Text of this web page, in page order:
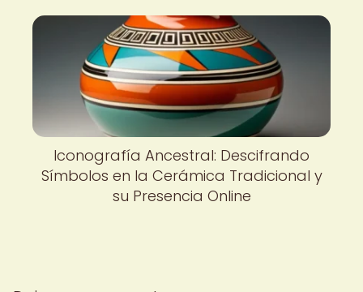
Iconografía Ancestral: Descifrando
Símbolos en la Cerámica Tradicional y
su Presencia Online